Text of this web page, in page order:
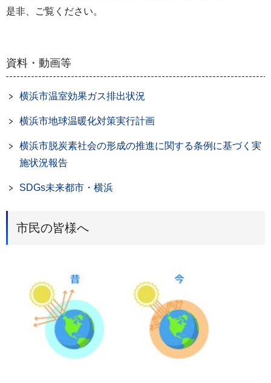
是非、ご覧ください。
資料・動画等
横浜市温室効果ガス排出状況
横浜市地球温暖化対策実行計画
横浜市脱炭素社会の形成の推進に関する条例に基づく実
施状況報告
SDGs未来都市・横浜
市民の皆様へ